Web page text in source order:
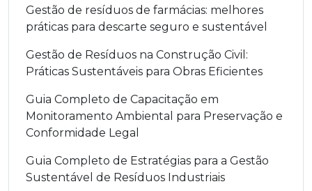
Gestão de resíduos de farmácias: melhores
práticas para descarte seguro e sustentável
Gestão de Resíduos na Construção Civil:
Práticas Sustentáveis para Obras Eficientes
Guia Completo de Capacitação em
Monitoramento Ambiental para Preservação e
Conformidade Legal
Guia Completo de Estratégias para a Gestão
Sustentável de Resíduos Industriais